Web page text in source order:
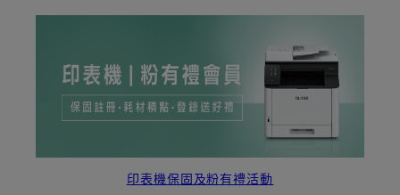
印表機保固及粉有禮活動